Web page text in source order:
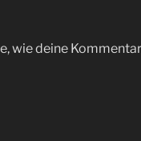
wie deine